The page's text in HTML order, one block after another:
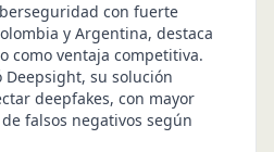
con fuerte
y Argentina, destaca
como ventaja competitiva.
Deepsight, su solución
deepfakes, con mayor
falsos negativos según